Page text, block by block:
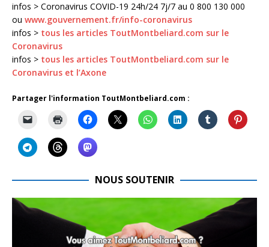
infos > Coronavirus COVID-19 24h/24 7j/7 au 0 800 130 000
ou www.gouvernement.fr/info-coronavirus
infos > tous les articles ToutMontbeliard.com sur le
Coronavirus
infos > tous les articles ToutMontbeliard.com sur le
Coronavirus et l’Axone
Partager l'information ToutMontbeliard.com :
NOUS SOUTENIR